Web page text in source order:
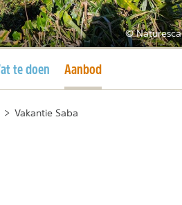
©
te doen Huidige pagina
Aanbod
> Vakantie Saba